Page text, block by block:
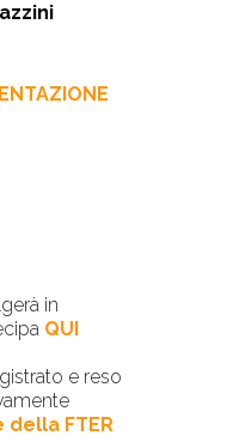
in
QUI
e reso
della FTER